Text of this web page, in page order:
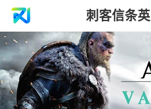
刺客信条